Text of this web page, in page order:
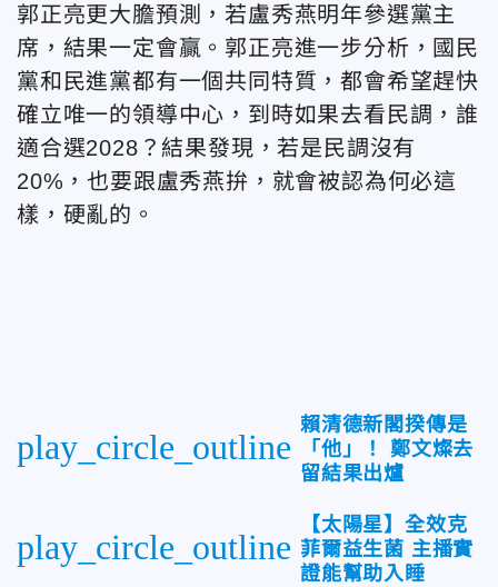
郭正亮更大膽預測，若盧秀燕明年參選黨主
席，結果一定會贏。郭正亮進一步分析，國民
黨和民進黨都有一個共同特質，都會希望趕快
確立唯一的領導中心，到時如果去看民調，誰
適合選2028？結果發現，若是民調沒有
20%，也要跟盧秀燕拚，就會被認為何必這
樣，硬亂的。
play_circle_outline
賴清德新閣揆傳是
「他」！ 鄭文燦去
留結果出爐
play_circle_outline
【太陽星】全效克
菲爾益生菌 主播實
證能幫助入睡